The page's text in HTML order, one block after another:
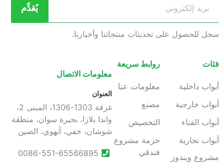
يُقدِّم
للحصول على تحديثات منتجاتنا وأخبارنا.
داخلية
خارجية
الفناء
تجارية
ويندوز
روابط سريعة
معلومات عنا
مصنع
التخصيص
حزمة مشروع
فندقي
معلومات الاتصال
العنوان
غرفة 1303-1306، المبنى 2،
واندا بلازا، بحيرة سوان، منطقة
شوشان، خفي، آنهوي، الصين
0086-551-65566895